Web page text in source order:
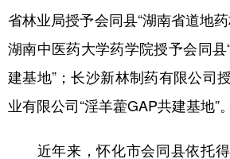
四川 贵州 云南
陕西 甘肃 青海
省林业局授予会同县“湖南省道地药
湖南中医药大学药学院授予会同
建基地”；长沙新林制药有限公司
业有限公司“淫羊藿GAP共建基地”。
近年来，怀化市会同县依托得